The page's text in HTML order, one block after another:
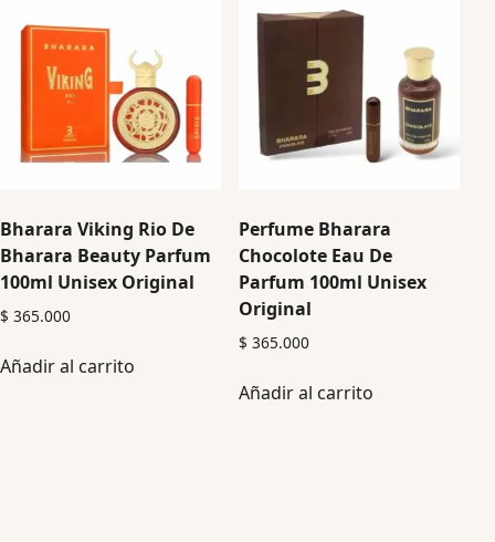
Bharara Viking Rio De
Bharara Beauty Parfum
100ml Unisex Original
$ 365.000
Añadir al carrito
Perfume Bharara
Chocolote Eau De
Parfum 100ml Unisex
Original
$ 365.000
Añadir al carrito